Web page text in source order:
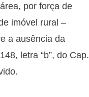
por força de
imóvel rural –
a ausência da
letra “b”, do Cap.